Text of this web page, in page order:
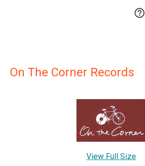

On The Corner Records
View Full Size